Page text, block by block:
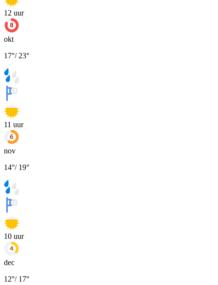
12 uur
okt
17°/ 23°
11 uur
nov
14°/ 19°
10 uur
dec
12°/ 17°